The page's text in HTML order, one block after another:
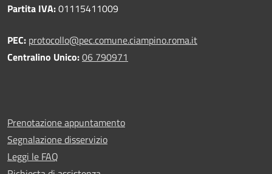
Partita IVA:01115411009
PEC: protocollo@pec.comune.ciampino.roma.it
Centralino Unico:06 790971
Prenotazione appuntamento
Segnalazione disservizio
Leggi le FAQ